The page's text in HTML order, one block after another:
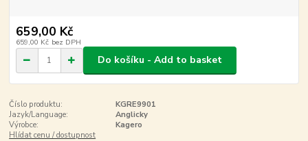
659,00 Kč
659,00 Kč bez DPH
Do košíku - Add to basket
Číslo produktu:
KGRE9901
Jazyk/Language:
Anglicky
Výrobce:
Kagero
Hlídat cenu / dostupnost